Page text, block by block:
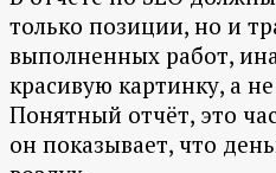
только позиции, но и
выполненных работ,
красивую картинку, а не
Понятный отчёт, это
он показывает, что